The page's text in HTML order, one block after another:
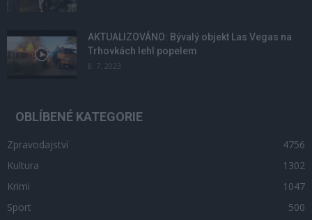
AKTUALIZOVÁNO: Bývalý objekt Las Vegas na
Trhovkách lehl popelem
8. 7. 2023
OBLÍBENÉ KATEGORIE
Zpravodajství
4756
Kultura
1302
Krimi
1047
Sport
500